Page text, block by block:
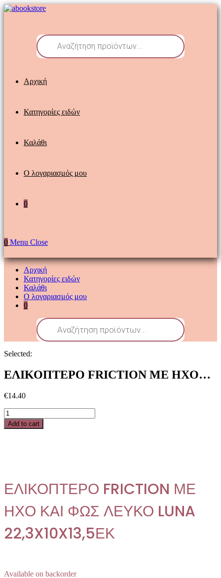
Skip
Products
search
Αρχική
Κατηγορίες ειδών
Καλάθι
Ο λογαριασμός μου
0
0 Menu Close
Αρχική
Κατηγορίες ειδών
Καλάθι
Ο λογαριασμός μου
0
Products
search
Selected:
ΕΛΙΚΟΠΤΕΡΟ FRICTION ΜΕ ΗΧΟ…
€14.40
ΕΛΙΚΟΠΤΕΡΟ
FRICTION
ΜΕ
22,3X10X13,5ΕΚ
quantity
Add to cart
ΕΛΙΚΟΠΤΕΡΟ FRICTION ΜΕ
ΗΧΟ ΚΑΙ ΦΩΣ ΛΕΥΚΟ LUNA
22,3X10X13,5ΕΚ
Available on backorder